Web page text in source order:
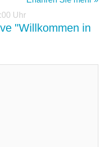
Uhr
"Willkommen in